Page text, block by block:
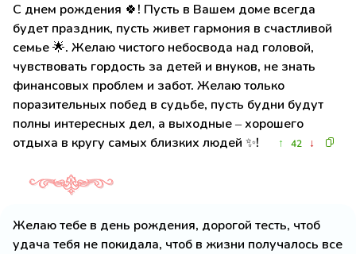
С днем рождения 🍀! Пусть в Вашем доме всегда
будет праздник, пусть живет гармония в счастливой
семье 🌟. Желаю чистого небосвода над головой,
чувствовать гордость за детей и внуков, не знать
финансовых проблем и забот. Желаю только
поразительных побед в судьбе, пусть будни будут
полны интересных дел, а выходные – хорошего
отдыха в кругу самых близких людей ✨!
↑ 42 ↓
Желаю тебе в день рождения, дорогой тесть, чтоб
удача тебя не покидала, чтоб в жизни получалось все